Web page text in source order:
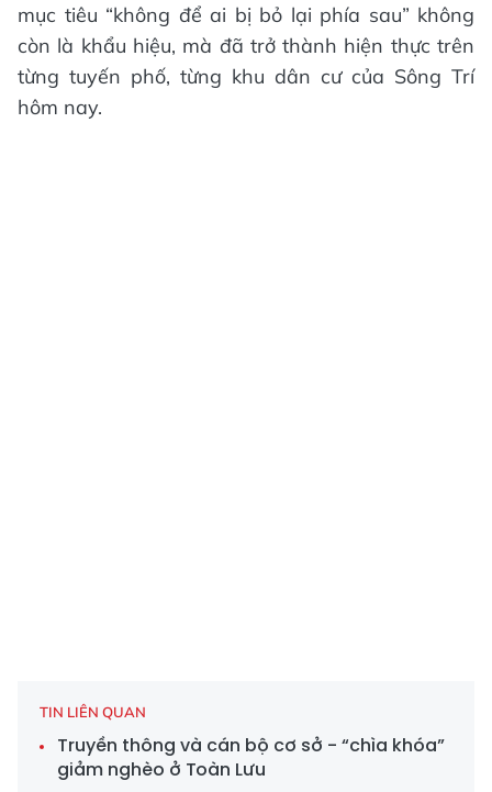
mục tiêu “không để ai bị bỏ lại phía sau” không
còn là khẩu hiệu, mà đã trở thành hiện thực trên
từng tuyến phố, từng khu dân cư của Sông Trí
hôm nay.
TIN LIÊN QUAN
Truyền thông và cán bộ cơ sở - “chìa khóa”
giảm nghèo ở Toàn Lưu